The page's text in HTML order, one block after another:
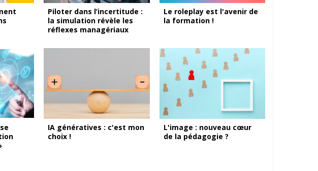
Piloter dans l’incertitude :
la simulation révèle les
réflexes managériaux
Le roleplay est l'avenir de
la formation !
IA génératives : c'est mon
choix !
L'image : nouveau cœur
de la pédagogie ?